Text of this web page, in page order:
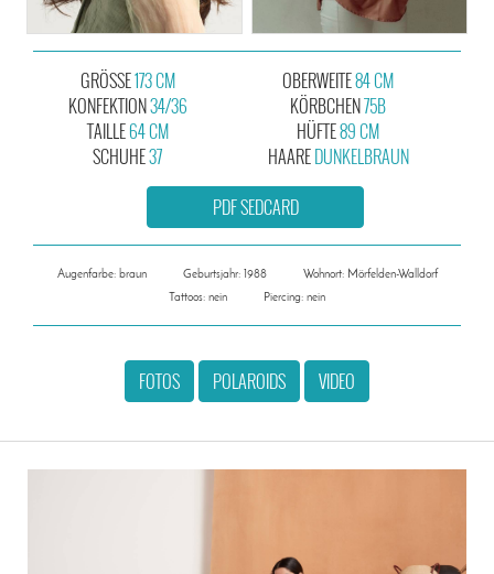
GRÖSSE173 CM
KONFEKTION34/36
OBERWEITE84 CM
KÖRBCHEN75B
TAILLE64 CM
SCHUHE37
HÜFTE89 CM
HAAREDUNKELBRAUN
PDF SEDCARD
Augenfarbe: braun Geburtsjahr: 1988
Wohnort: Mörfelden-Walldorf
Tattoos: nein
Piercing: nein
FOTOS POLAROIDS VIDEO